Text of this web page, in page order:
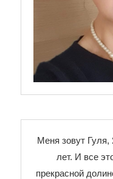
Меня зовут
лет. И все
прекрасной